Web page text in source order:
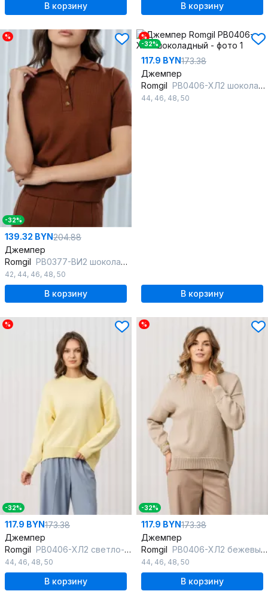
В корзину В корзину
%
-32%
139.32 BYN204.88
Джемпер
Romgil РВ0377-ВИ2 шоколадный
42, 44, 46, 48, 50
В корзину
%
-32%
117.9 BYN173.38
Джемпер
Romgil РВ0406-ХЛ2 шоколадный
44, 46, 48, 50
В корзину
%
-32%
117.9 BYN173.38
Джемпер
Romgil РВ0406-ХЛ2 светло-желтый
44, 46, 48, 50
В корзину
%
-32%
117.9 BYN173.38
Джемпер
Romgil РВ0406-ХЛ2 бежевый лайт
44, 46, 48, 50
В корзину